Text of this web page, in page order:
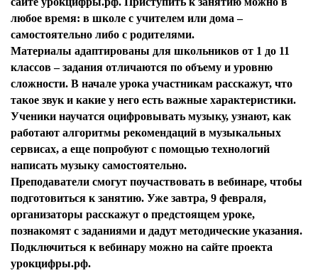
любое время: в школе с учителем или дома –
самостоятельно либо с родителями.
Материалы адаптированы для школьников от 1 до 11
классов – задания отличаются по объему и уровню
сложности. В начале урока участникам расскажут, что
такое звук и какие у него есть важные характеристики.
Ученики научатся оцифровывать музыку, узнают, как
работают алгоритмы рекомендаций в музыкальных
сервисах, а еще попробуют с помощью технологий
написать музыку самостоятельно.
Преподаватели смогут поучаствовать в вебинаре, чтобы
подготовиться к занятию. Уже завтра, 9 февраля,
организаторы расскажут о предстоящем уроке,
познакомят с заданиями и дадут методические указания.
Подключиться к вебинару можно на сайте проекта
урокцифры.рф.